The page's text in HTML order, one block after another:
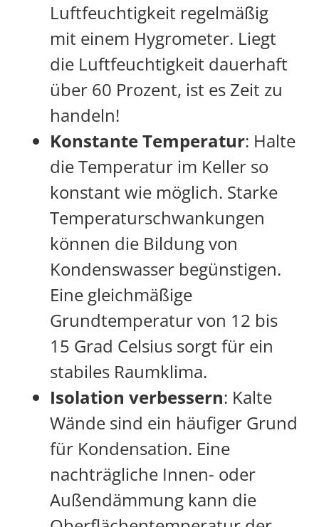
Luftfeuchtigkeit regelmäßig
mit einem Hygrometer. Liegt
die Luftfeuchtigkeit dauerhaft
über 60 Prozent, ist es Zeit zu
handeln!
Konstante Temperatur: Halte
die Temperatur im Keller so
konstant wie möglich. Starke
Temperaturschwankungen
können die Bildung von
Kondenswasser begünstigen.
Eine gleichmäßige
Grundtemperatur von 12 bis
15 Grad Celsius sorgt für ein
stabiles Raumklima.
Isolation verbessern: Kalte
Wände sind ein häufiger Grund
für Kondensation. Eine
nachträgliche Innen- oder
Außendämmung kann die